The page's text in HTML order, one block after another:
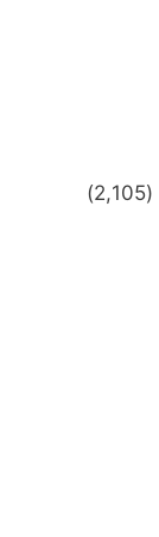
(2,105)